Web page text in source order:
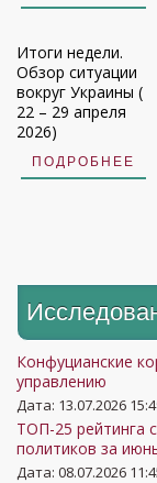
Итоги недели.
Обзор ситуации
вокруг Украины (
22 – 29 апреля
2026)
ПОДРОБНЕЕ
Конфуцианские
управлению
Дата: 13.07.2026
ТОП-25 рейтинга
политиков за
Дата: 08.07.2026